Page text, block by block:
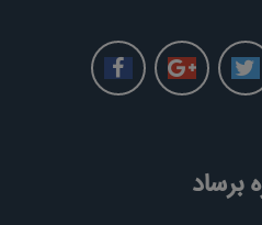
برساد